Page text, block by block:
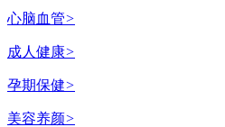
心脑血管>
成人健康>
孕期保健>
美容养颜>